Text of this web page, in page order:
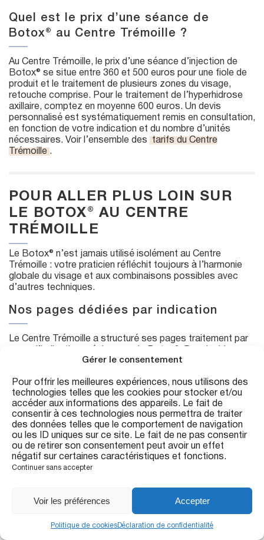
Gérer le consentement
Pour offrir les meilleures expériences, nous utilisons des
technologies telles que les cookies pour stocker et/ou
accéder aux informations des appareils. Le fait de
consentir à ces technologies nous permettra de traiter
des données telles que le comportement de navigation
ou les ID uniques sur ce site. Le fait de ne pas consentir
ou de retirer son consentement peut avoir un effet
négatif sur certaines caractéristiques et fonctions.
Continuer sans accepter
Accepter
Voir les préférences
Politique de cookies Déclaration de confidentialité
Quel est le prix d’une séance de
Botox® au Centre Trémoille ?
Au Centre Trémoille, le prix d’une séance d’injection de
Botox® se situe entre 360 et 500 euros pour une fiole de
produit et le traitement de plusieurs zones du visage,
retouche comprise. Pour le traitement de l’hyperhidrose
axillaire, comptez en moyenne 600 euros. Un devis
personnalisé est systématiquement remis en consultation,
en fonction de votre indication et du nombre d’unités
nécessaires. Voir l’ensemble des
tarifs du Centre
Trémoille .
POUR ALLER PLUS LOIN SUR
LE BOTOX® AU CENTRE
TRÉMOILLE
Le Botox® n’est jamais utilisé isolément au Centre
Trémoille : votre praticien réfléchit toujours à l’harmonie
globale du visage et aux combinaisons possibles avec
d’autres techniques.
Nos pages dédiées par indication
Le Centre Trémoille a structuré ses pages traitement par
glabellaire entre les sourcils, consultez notre page dédiée
voir le traitement des pattes d’oie . Pour les rides
horizontales du front, voir le traitement du front .
Botox® et acide hyaluronique : une
combinaison fréquente
Le Botox® traite les rides dynamiques du tiers supérieur du
visage (front, lion, pattes d’oie) en détendant les muscles
inférieur (sillons, lèvres, cernes, ovale). Les deux
un résultat global et naturel.
Appeler RDV Message